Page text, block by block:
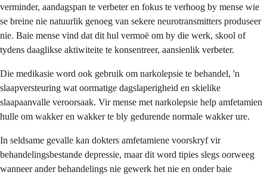
verminder, aandagspan te verbeter en fokus te verhoog by mense wie
se breine nie natuurlik genoeg van sekere neurotransmitters produseer
nie. Baie mense vind dat dit hul vermoë om by die werk, skool of
tydens daaglikse aktiwiteite te konsentreer, aansienlik verbeter.
Die medikasie word ook gebruik om narkolepsie te behandel, 'n
slaapversteuring wat oormatige dagslaperigheid en skielike
slaapaanvalle veroorsaak. Vir mense met narkolepsie help amfetamien
hulle om wakker en wakker te bly gedurende normale wakker ure.
In seldsame gevalle kan dokters amfetamiene voorskryf vir
behandelingsbestande depressie, maar dit word tipies slegs oorweeg
wanneer ander behandelings nie gewerk het nie en onder baie